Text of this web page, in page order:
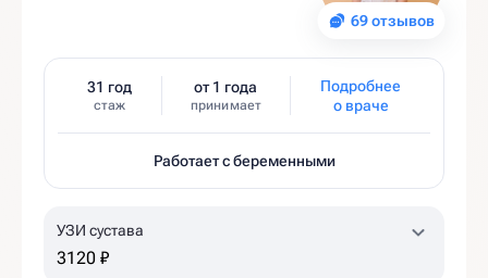
69 отзывов
31 год
стаж
от 1 года
принимает
Подробнее
о враче
Работает с беременными
УЗИ сустава
3120 ₽